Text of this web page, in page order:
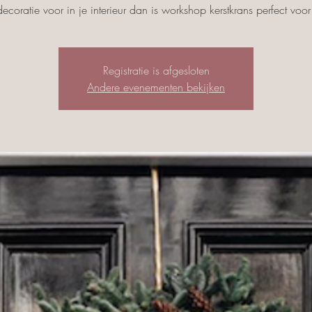
voor in je interieur dan is workshop kerstkrans perfect
Registratie is afgesloten
Andere evenementen bekijken